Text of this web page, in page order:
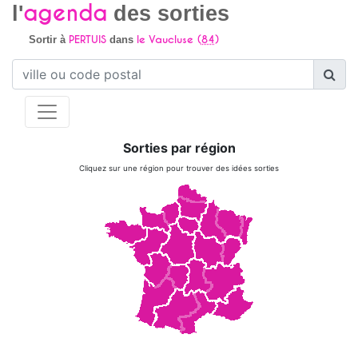
l'agenda des sorties
Sortir à PERTUISdans le Vaucluse (84)
Sorties par région
Cliquez sur une région pour trouver des idées sorties